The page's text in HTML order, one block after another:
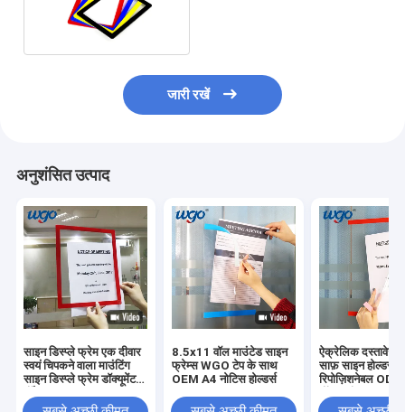
जारी रखें
अनुशंसित उत्पाद
साइन डिस्प्ले फ्रेम एक दीवार
स्वयं चिपकने वाला माउंटिंग
साइन डिस्प्ले फ्रेम डॉक्यूमेंट
8.5x11 वॉल माउंटेड साइन
फ्रेम्स WGO टेप के साथ
OEM A4 नोटिस होल्डर्स
ऐक्रेलिक दस्तावेज़
साफ़ साइन होल्डर
रिपोज़िशनेबल